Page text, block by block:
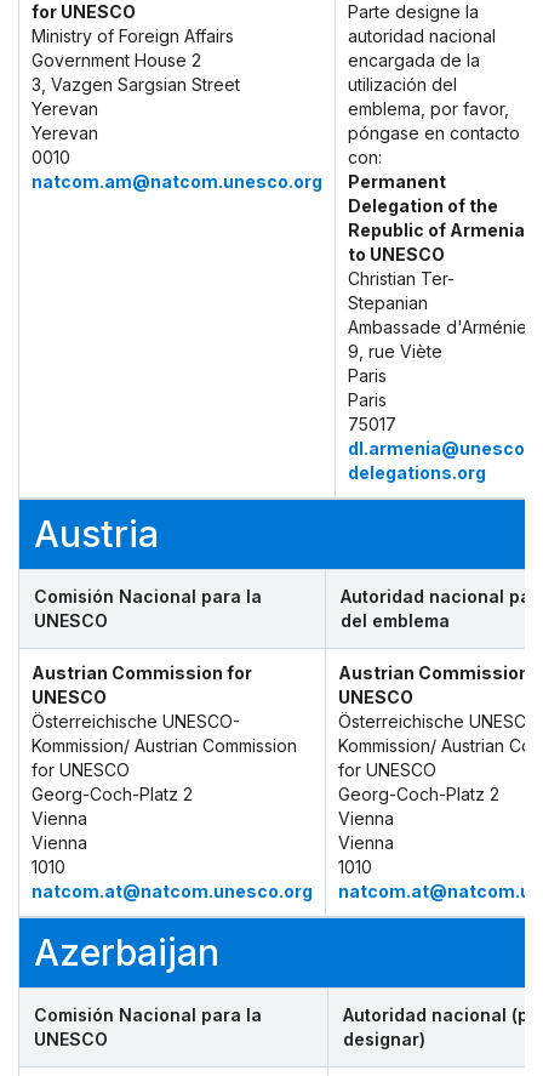
for UNESCO
Ministry of Foreign Affairs
Government House 2
3, Vazgen Sargsian Street
Yerevan
Yerevan
0010
natcom.am@natcom.unesco.org
Parte designe la
autoridad nacional
encargada de la
utilización del
emblema, por favor,
póngase en contacto
con:
Permanent
Delegation of the
Republic of Armenia
to UNESCO
Christian Ter-
Stepanian
Ambassade d'Arménie
9, rue Viète
Paris
Paris
75017
dl.armenia@unesco-
delegations.org
Austria
Comisión Nacional para la
UNESCO
Autoridad nacional
del emblema
Austrian Commission for
UNESCO
Österreichische UNESCO-
Kommission/ Austrian Commission
for UNESCO
Georg-Coch-Platz 2
Vienna
Vienna
1010
natcom.at@natcom.unesco.org
Austrian Commission
UNESCO
Österreichische
Kommission/ Austrian
for UNESCO
Georg-Coch-Platz 2
Vienna
Vienna
1010
Azerbaijan
Comisión Nacional para la
UNESCO
Autoridad nacional
designar)